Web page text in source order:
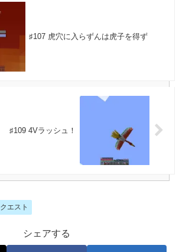
♯107 虎穴に入らずんは虎子を得ず
♯109 4Vラッシュ！
クエスト
シェアする